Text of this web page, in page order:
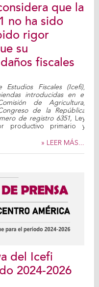
que la
no ha sido
rigor
su
fiscales
Fiscales (Icefi),
introducidas en el
de Agricultura,
de la República
de registro 6351,
Ley
productivo primario y
» LEER MÁS...
del Icefi
2024-2026